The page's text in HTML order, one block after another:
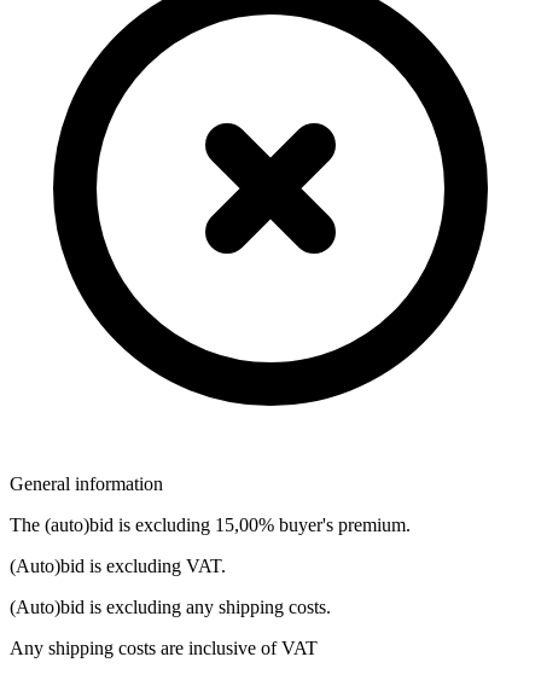
General information
The (auto)bid is excluding 15,00% buyer's premium.
(Auto)bid is excluding VAT.
(Auto)bid is excluding any shipping costs.
Any shipping costs are inclusive of VAT